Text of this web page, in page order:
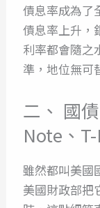
債息率成為了
債息率上升，
利率都會隨之
準，地位無可
二、 國
Note、
雖然都叫美國
美國財政部把